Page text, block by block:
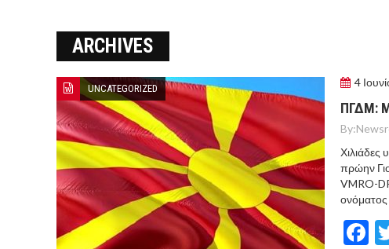
ARCHIVES
UNCATEGORIZED 4
ΠΓΔΜ:
By:
Χιλιάδες
πρώην
VMRO-